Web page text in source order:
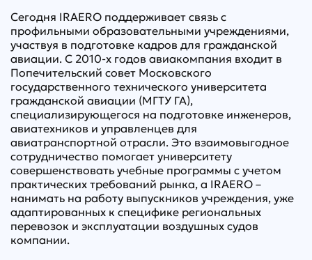
Сегодня IRAERO поддерживает связь с
профильными образовательными учреждениями,
участвуя в подготовке кадров для гражданской
авиации. С 2010-х годов авиакомпания входит в
Попечительский совет Московского
государственного технического университета
гражданской авиации (МГТУ ГА),
специализирующегося на подготовке инженеров,
авиатехников и управленцев для
авиатранспортной отрасли. Это взаимовыгодное
сотрудничество помогает университету
совершенствовать учебные программы с учетом
практических требований рынка, а IRAERO –
нанимать на работу выпускников учреждения, уже
адаптированных к специфике региональных
перевозок и эксплуатации воздушных судов
компании.